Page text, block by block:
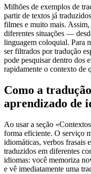
Milhões de exemplos de
partir de textos já
filmes e muito mais.
diferentes situações —
linguagem coloquial. Para
ser filtrados por tradução
pode pesquisar dentro dos
rapidamente o contexto de
Como a
aprendizado de
Ao usar a seção
forma eficiente. O serviço
idiomáticas, verbos frasais
traduzidos em diferentes
idiomas: você memoriza
e vê imediatamente uma